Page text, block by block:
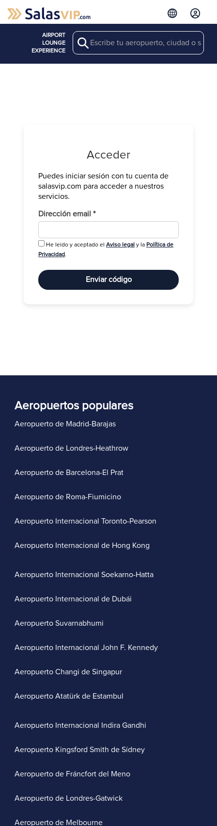
AIRPORT
LOUNGE
EXPERIENCE
Search
Acceder
Puedes iniciar sesión con tu cuenta de
salasvip.com para acceder a nuestros
servicios.
Dirección email *Obligatorio
He leido y aceptado el Aviso legal y la Política de
Privacidad.
Enviar código
Aeropuertos populares
Aeropuerto de Madrid-Barajas
Aeropuerto de Londres-Heathrow
Aeropuerto de Barcelona-El Prat
Aeropuerto de Roma-Fiumicino
Aeropuerto Internacional Toronto-Pearson
Aeropuerto Internacional de Hong Kong
Aeropuerto Internacional Soekarno-Hatta
Aeropuerto Internacional de Dubái
Aeropuerto Suvarnabhumi
Aeropuerto Internacional John F. Kennedy
Aeropuerto Changi de Singapur
Aeropuerto Atatürk de Estambul
Aeropuerto Internacional Indira Gandhi
Aeropuerto Kingsford Smith de Sídney
Aeropuerto de Fráncfort del Meno
Aeropuerto de Londres-Gatwick
Aeropuerto de Melbourne